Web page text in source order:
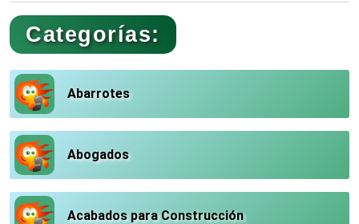
Categorías:
Abarrotes
Abogados
Acabados para Construcción